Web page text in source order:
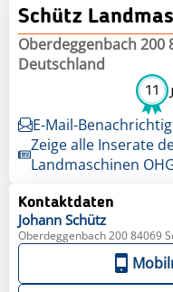
Schütz
Oberdeggenbach 200
Deutschland
11
E-Mail-
Zeige alle Inserate
Landmaschinen
Kontaktdaten
Johann Schütz
Oberdeggenbach 200 84069